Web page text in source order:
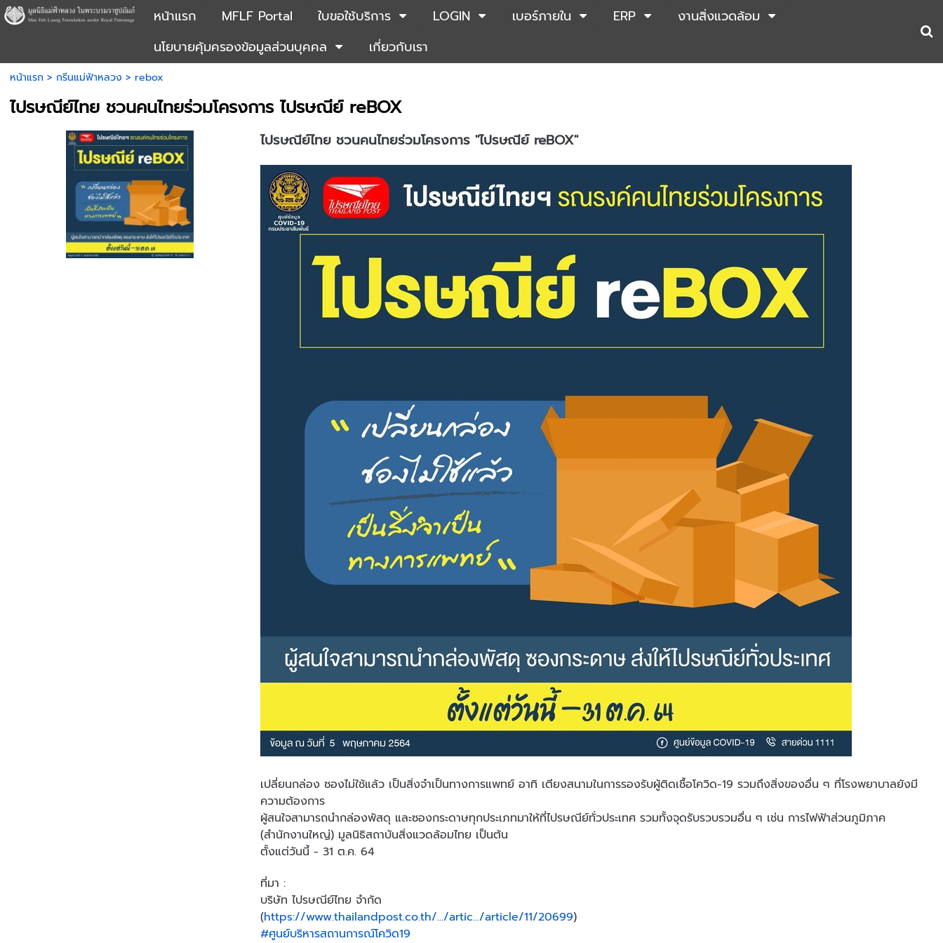
หน้าแรก MFLF Portal ใบขอใช้บริการ LOGIN เบอร์ภายใน ERP
งานสิ่งแวดล้อม
นโยบายคุ้มครองข้อมูลส่วนบุคคล
เกี่ยวกับเรา
หน้าแรก > กรีนแม่ฟ้าหลวง > rebox
ไปรษณีย์ไทย ชวนคนไทยร่วมโครงการ ไปรษณีย์ reBOX
ไปรษณีย์ไทย ชวนคนไทยร่วมโครงการ "ไปรษณีย์ reBOX"
เปลี่ยนกล่อง ซองไม่ใช้แล้ว เป็นสิ่งจำเป็นทางการแพทย์ อาทิ เตียงสนามในการรองรับผู้ติดเชื้อโควิด-19 รวมถึงสิ่งของอื่น ๆ ที่โรงพยาบาลยังมี
ความต้องการ
ผู้สนใจสามารถนำกล่องพัสดุ และซองกระดาษทุกประเภทมาให้ที่ไปรษณีย์ทั่วประเทศ รวมทั้งจุดรับรวบรวมอื่น ๆ เช่น การไฟฟ้าส่วนภูมิภาค
(สำนักงานใหญ่) มูลนิธิสถาบันสิ่งแวดล้อมไทย เป็นต้น
ตั้งแต่วันนี้ - 31 ต.ค. 64
ที่มา :
บริษัท ไปรษณีย์ไทย จำกัด
(https://www.thailandpost.co.th/.../artic.../article/11/20699)
#ศูนย์บริหารสถานการณ์โควิด19